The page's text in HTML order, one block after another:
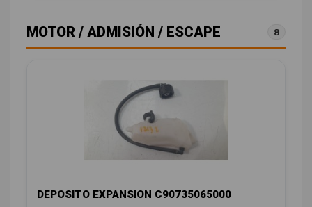
MOTOR / ADMISIÓN / ESCAPE 8
DEPOSITO EXPANSION C90735065000